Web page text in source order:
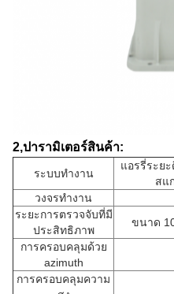
2,ปารามิเตอร์สินค้า:
ระบบทํางาน
แอรรี่ระย
สแ
วงจรทํางาน
ระยะการตรวจจับที่มี
ประสิทธิภาพ
ขนาด
การครอบคลุมด้วย
azimuth
การครอบคลุมความ